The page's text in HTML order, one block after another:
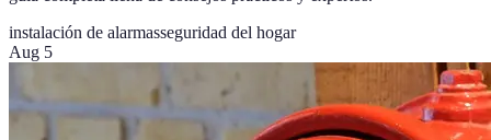
instalación de alarmasseguridad del hogar
Aug 5